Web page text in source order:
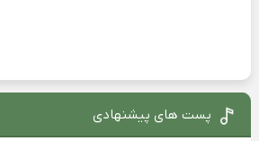
پست های پیشنهادی